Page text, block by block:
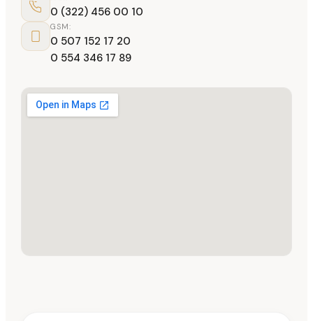
0 (322) 456 00 10
GSM:
0 507 152 17 20
0 554 346 17 89